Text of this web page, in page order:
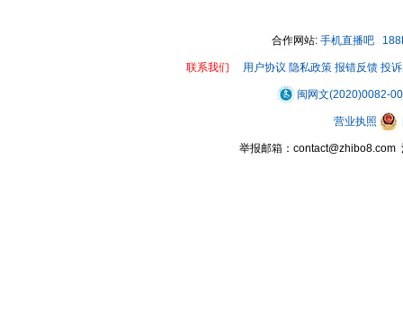
合作网站: 手机直播吧
联系我们 用户协议 隐私政策 报错反馈 投
闽网文(2020)0082-
营业执照
举报邮箱：